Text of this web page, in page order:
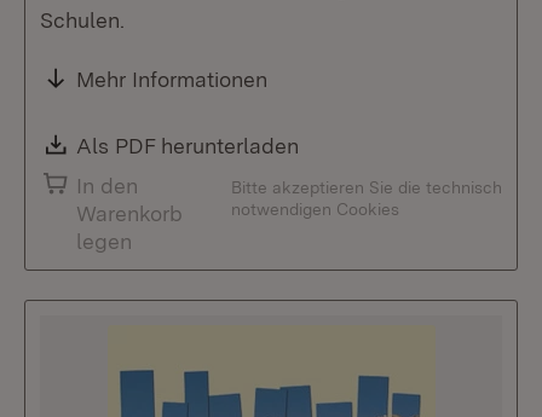
Schulen.
Mehr Informationen
Download:
Als PDF herunterladen
In den
Warenkorb
legen
Bitte akzeptieren Sie die technisch
notwendigen Cookies